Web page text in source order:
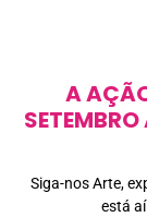
A
Siga-nos Arte,
está